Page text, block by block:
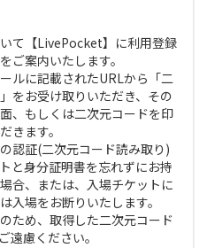
て【LivePocket】に利用登録
ご案内いたします。
ルに記載されたURLから「二
をお受け取りいただき、その
、もしくは二次元コードを印
きます。
認証(二次元コード読み取り)
と身分証明書を忘れずにお持
合、または、入場チケットに
入場をお断りいたします。
ため、取得した二次元コード
遠慮ください。